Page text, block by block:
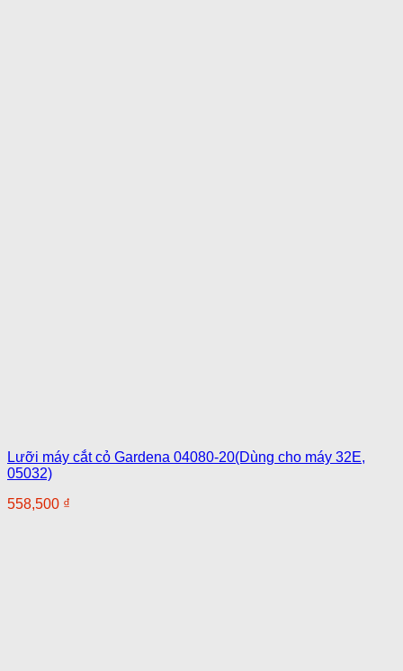
Lưỡi máy cắt cỏ Gardena 04080-20(Dùng cho máy 32E,
05032)
558,500 ₫